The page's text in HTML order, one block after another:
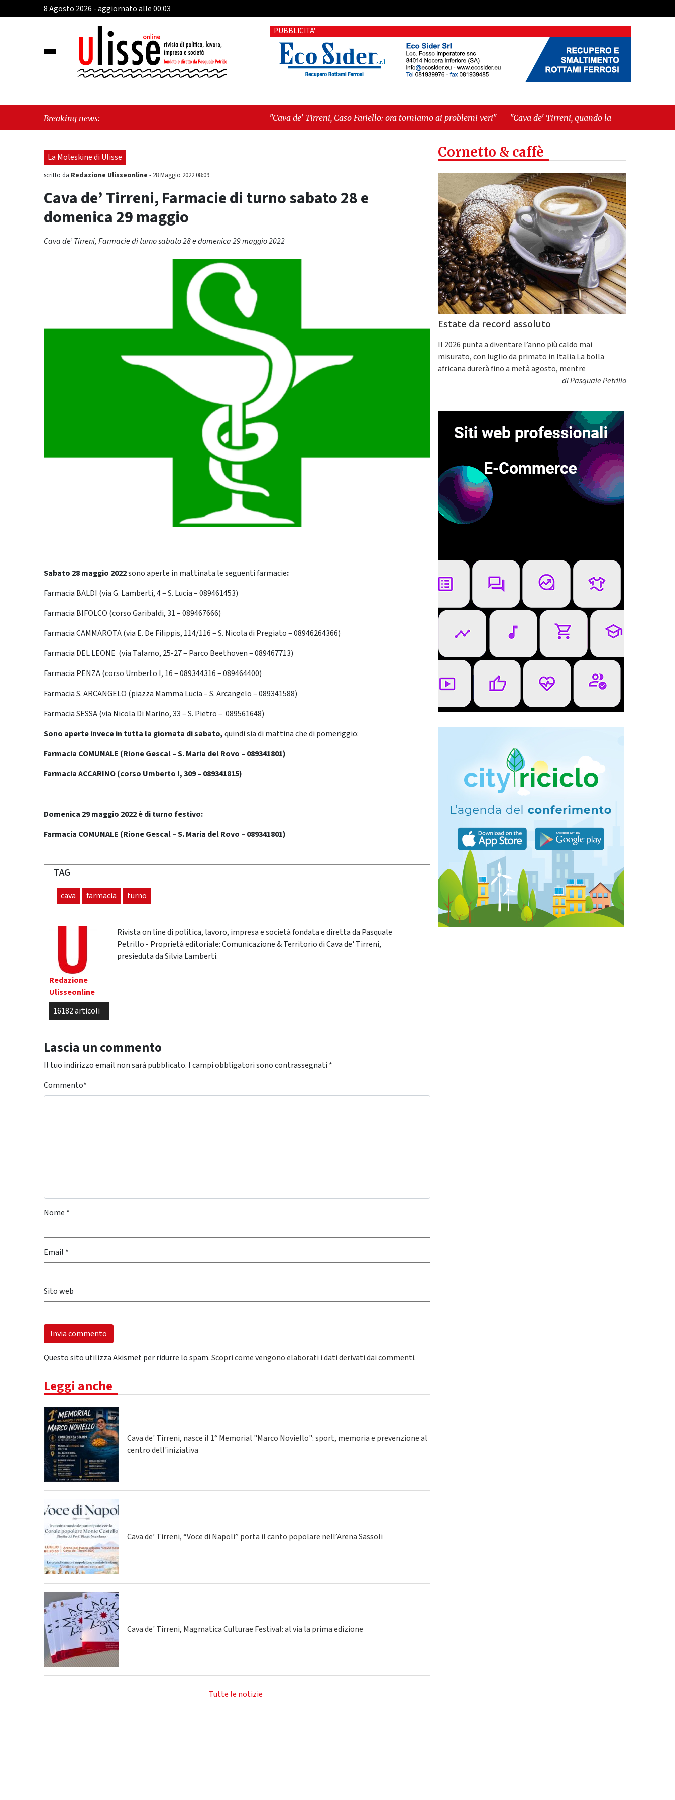
8 Agosto 2026 - aggiornato alle 00:03
PUBBLICITA'
Breaking news: "Cava de' Tirreni, Caso Fariello: ora torniamo ai problemi veri" -"Cava de' Tirreni, quando la burocrazia dimentica
perché esiste"
La Moleskine di Ulisse
scritto da Redazione Ulisseonline - 28 Maggio 2022 08:09
Cava de’ Tirreni, Farmacie di turno sabato 28 e
domenica 29 maggio
Cava de’ Tirreni, Farmacie di turno sabato 28 e domenica 29 maggio 2022
Sabato 28 maggio 2022sono aperte in mattinata le seguenti farmacie:
Farmacia BALDI (via G. Lamberti, 4 – S. Lucia – 089461453)
Farmacia BIFOLCO (corso Garibaldi, 31 – 089467666)
Farmacia CAMMAROTA (via E. De Filippis, 114/116 – S. Nicola di Pregiato – 08946264366)
Farmacia DEL LEONE (via Talamo, 25-27 – Parco Beethoven – 089467713)
Farmacia PENZA (corso Umberto I, 16 – 089344316 – 089464400)
Farmacia S. ARCANGELO (piazza Mamma Lucia – S. Arcangelo – 089341588)
Farmacia SESSA (via Nicola Di Marino, 33 – S. Pietro – 089561648)
Sono aperte invece in tutta la giornata di sabato,quindi sia di mattina che di pomeriggio:
Farmacia COMUNALE (Rione Gescal – S. Maria del Rovo – 089341801)
Farmacia ACCARINO (corso Umberto I, 309 – 089341815)
Domenica 29 maggio 2022 è di turno festivo:
Farmacia COMUNALE (Rione Gescal – S. Maria del Rovo – 089341801)
TAG
cava farmacia turno
Redazione
Ulisseonline
16182 articoli
Rivista on line di politica, lavoro, impresa e società fondata e diretta da Pasquale
Petrillo - Proprietà editoriale: Comunicazione & Territorio di Cava de' Tirreni,
presieduta da Silvia Lamberti.
Lascia un commento
Il tuo indirizzo email non sarà pubblicato. I campi obbligatori sono contrassegnati *
Commento*
Nome *
Email *
Sito web
Questo sito utilizza Akismet per ridurre lo spam.Scopri come vengono elaborati i dati derivati dai commenti.
Leggi anche
Cava de' Tirreni, nasce il 1° Memorial "Marco Noviello": sport, memoria e prevenzione al
centro dell'iniziativa
Cava de’ Tirreni, “Voce di Napoli” porta il canto popolare nell’Arena Sassoli
Cava de' Tirreni, Magmatica Culturae Festival: al via la prima edizione
Tutte le notizie
Cornetto & caffè
Estate da record assoluto
Il 2026 punta a diventare l’anno più caldo mai
misurato, con luglio da primato in Italia.La bolla
africana durerà fino a metà agosto, mentre
diPasquale Petrillo